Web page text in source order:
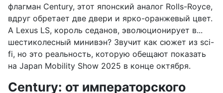
флагман Century, этот японский аналог Rolls-Royce,
вдруг обретает две двери и ярко-оранжевый цвет.
А Lexus LS, король седанов, эволюционирует в...
шестиколесный минивэн? Звучит как сюжет из sci-
fi, но это реальность, которую обещают показать
на Japan Mobility Show 2025 в конце октября.
Century: от императорского